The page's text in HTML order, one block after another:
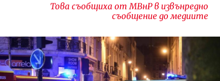
Това съобщиха от МВнР в извънредно
съобщение до медиите